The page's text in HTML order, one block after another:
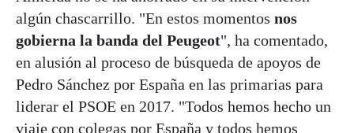
algún chascarrillo. "En estos momentos nos
gobierna la banda del Peugeot", ha comentado,
en alusión al proceso de búsqueda de apoyos de
Pedro Sánchez por España en las primarias para
liderar el PSOE en 2017. "Todos hemos hecho un
viaje con colegas por España y todos hemos